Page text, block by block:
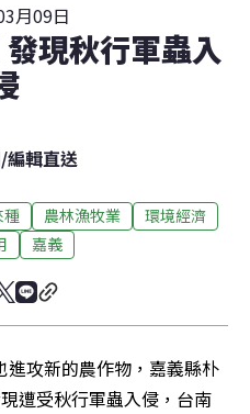
月09日
現秋行軍蟲入
/編輯直送
農林漁牧業
環境經濟
嘉義
攻新的農作物，嘉義縣朴
遭受秋行軍蟲入侵，台南